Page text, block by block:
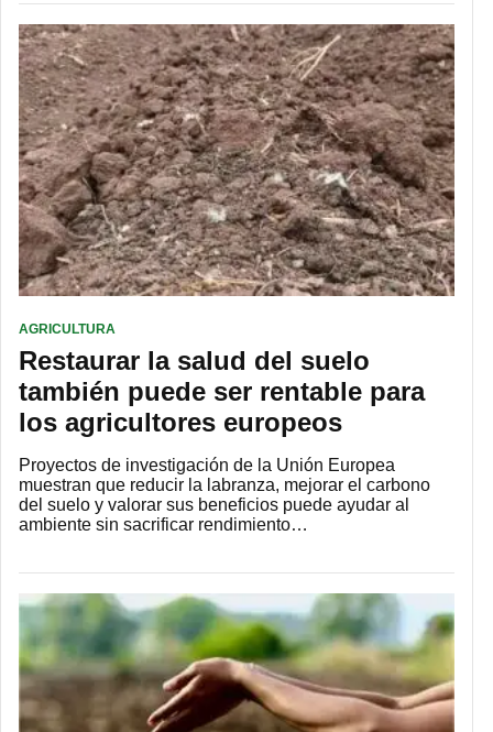
AGRICULTURA
Restaurar la salud del suelo
también puede ser rentable para
los agricultores europeos
Proyectos de investigación de la Unión Europea
muestran que reducir la labranza, mejorar el carbono
del suelo y valorar sus beneficios puede ayudar al
ambiente sin sacrificar rendimiento…